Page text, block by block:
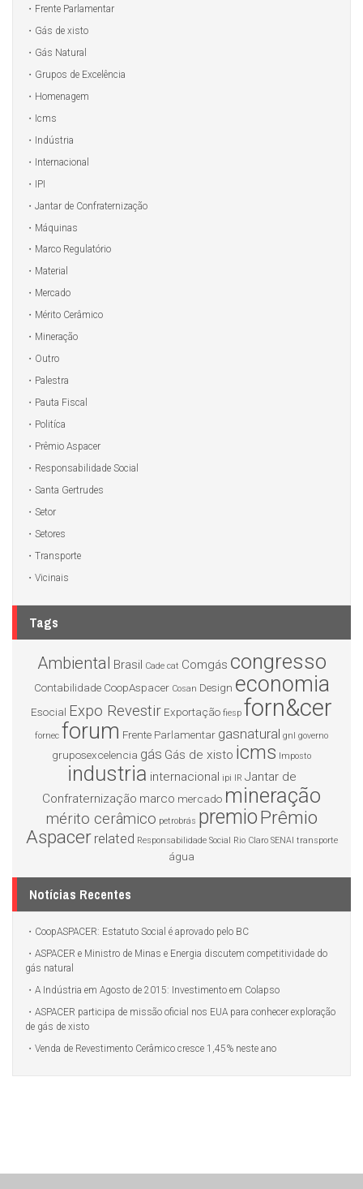
Frente Parlamentar
Gás de xisto
Gás Natural
Grupos de Excelência
Homenagem
Icms
Indústria
Internacional
IPI
Jantar de Confraternização
Máquinas
Marco Regulatório
Material
Mercado
Mérito Cerâmico
Mineração
Outro
Palestra
Pauta Fiscal
Politíca
Prêmio Aspacer
Responsabilidade Social
Santa Gertrudes
Setor
Setores
Transporte
Vicinais
Tags
Ambiental Brasil Cade cat Comgás congresso
Contabilidade CoopAspacer Cosan Design economia
Esocial Expo Revestir Exportação fiesp forn&cer
fornec forum Frente Parlamentar gasnatural gnl governo
gruposexcelencia gás Gás de xisto icms Imposto
industria internacional ipi IR Jantar de
Confraternização marco mercado mineração
mérito cerâmico petrobrás premioPrêmio
Aspacer related Responsabilidade Social Rio Claro SENAI transporte
água
Notícias Recentes
CoopASPACER: Estatuto Social é aprovado pelo BC
ASPACER e Ministro de Minas e Energia discutem competitividade do
gás natural
A Indústria em Agosto de 2015: Investimento em Colapso
ASPACER participa de missão oficial nos EUA para conhecer exploração
de gás de xisto
Venda de Revestimento Cerâmico cresce 1,45% neste ano